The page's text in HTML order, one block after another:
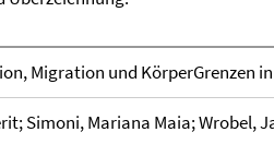
Migration und KörperGrenzen
Simoni, Mariana Maia; Wrobel,